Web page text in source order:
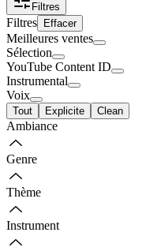
Filtres
Filtres Effacer
Meilleures ventes
Sélection
YouTube Content ID
Instrumental
Voix
Tout Explicite Clean
Ambiance
Genre
Thème
Instrument